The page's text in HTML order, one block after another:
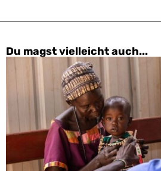
Du magst vielleicht auch...